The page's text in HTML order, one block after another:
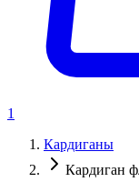
1
Кардиганы
Кардиган